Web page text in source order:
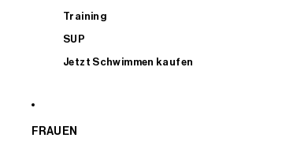
Training
SUP
Jetzt Schwimmen kaufen
FRAUEN